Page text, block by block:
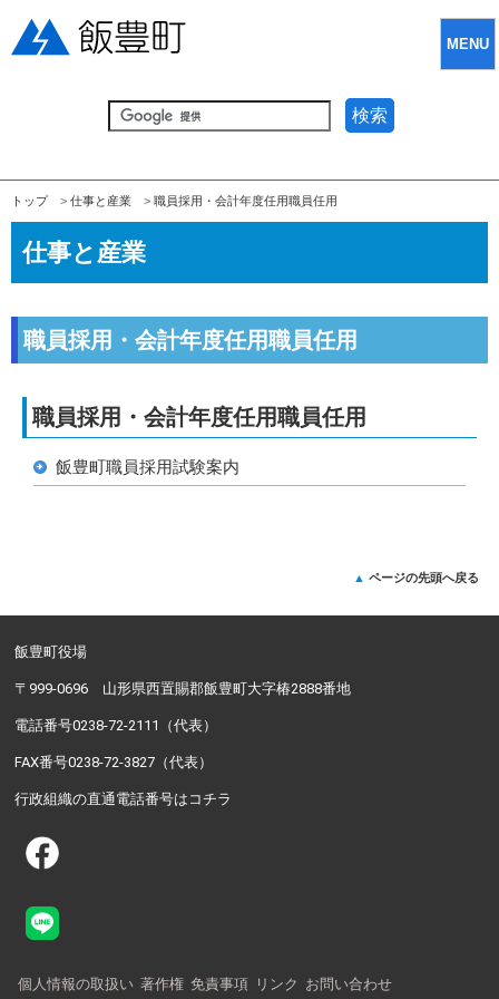
検索
MENU
トップ > 仕事と産業 > 職員採用・会計年度任用職員任用
仕事と産業
職員採用・会計年度任用職員任用
職員採用・会計年度任用職員任用
飯豊町職員採用試験案内
ページの先頭へ戻る
飯豊町役場
〒999-0696 山形県西置賜郡飯豊町大字椿2888番地
電話番号0238-72-2111（代表）
FAX番号0238-72-3827（代表）
行政組織の直通電話番号はコチラ
個人情報の取扱い 著作権 免責事項 リンク お問い合わせ